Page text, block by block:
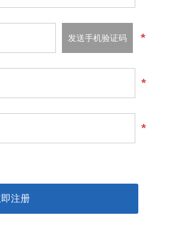
发送手机验证码 *
*
*
注册